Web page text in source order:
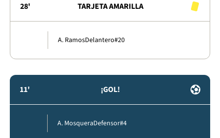
28' TARJETA AMARILLA
A. RamosDelantero#20
11' ¡GOL!
A. MosqueraDefensor#4